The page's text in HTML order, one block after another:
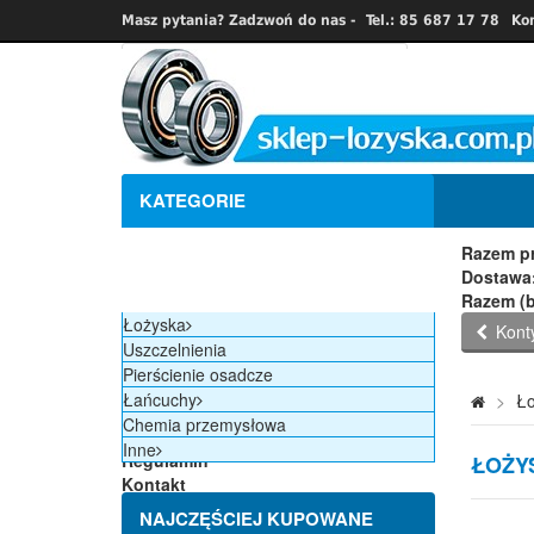
Masz pytania? Zadzwoń do nas - Tel.: 85 687 17 78
KATEGORIE
Razem
Razem
Strona główna
Nowości
Promocje
Producenci
Regulamin
Kontakt
Blog
Łożyska
Uszczelnienia
Pierścienie osadcze
Łańcuchy
Chemia przemysłowa
Inne
NAJCZĘŚCIEJ KUPOWANE
>